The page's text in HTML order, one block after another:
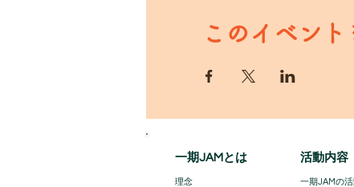
このイベント
一期JAMとは 活動内容
理念
一期JAMの